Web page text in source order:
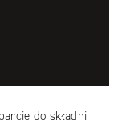
do składni